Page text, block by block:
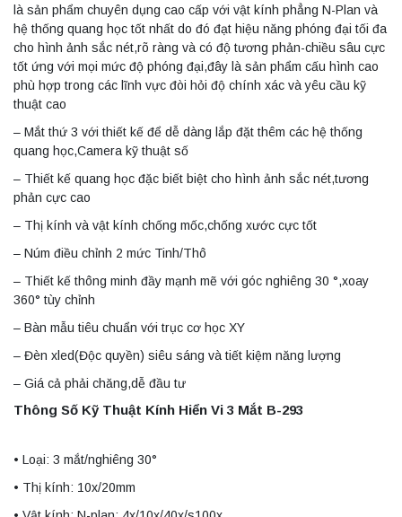
là sản phẩm chuyên dụng cao cấp với vật kính phẳng N-Plan và
hệ thống quang học tốt nhất do đó đạt hiệu năng phóng đại tối đa
cho hình ảnh sắc nét,rõ ràng và có độ tương phản-chiều sâu cực
tốt ứng với mọi mức độ phóng đại,đây là sản phẩm cấu hình cao
phù hợp trong các lĩnh vực đòi hỏi độ chính xác và yêu cầu kỹ
thuật cao
– Mắt thứ 3 với thiết kế để dễ dàng lắp đặt thêm các hệ thống
quang học,Camera kỹ thuật số
– Thiết kế quang học đặc biết biệt cho hình ảnh sắc nét,tương
phản cực cao
– Thị kính và vật kính chống mốc,chống xước cực tốt
– Núm điều chỉnh 2 mức Tinh/Thô
– Thiết kế thông minh đầy mạnh mẽ với góc nghiêng 30 °,xoay
360° tùy chỉnh
– Bàn mẫu tiêu chuẩn với trục cơ học XY
– Đèn xled(Độc quyền) siêu sáng và tiết kiệm năng lượng
– Giá cả phải chăng,dễ đầu tư
Thông Số Kỹ Thuật Kính Hiển Vi 3 Mắt B-293
• Loại: 3 mắt/nghiêng 30°
• Thị kính: 10x/20mm